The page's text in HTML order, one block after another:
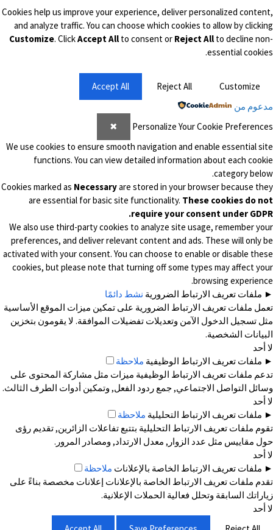
Cookies help us improve your experience, deliver personalized content,
and analyze traffic. You can choose which cookies to allow by clicking
Customize. ClickAccept All to consent or Reject All to decline non-
essential cookies.
Customize
Reject All
Accept All
مدعوم من
Personalize Your Cookie Preferences
✖
We use cookies to ensure smooth navigation and enable essential site
functions. You can view detailed information about each cookie
category below.
Cookies marked as Necessaryare stored in your browser because they
are essential for basic site functionality. These cookies do not
require your consent under GDPR.
We also use third-party cookies to analyze site usage, remember your
preferences, and deliver relevant content and ads. These will only be
activated with your consent. You can choose to enable or disable these
cookies, but please note that turning off some types may affect your
browsing experience.
► ملفات تعريف الارتباط الضرورية نشط دائمًا
تعمل ملفات تعريف الارتباط الضرورية على تمكين ميزات الموقع الأساسية
مثل تسجيل الدخول الآمن وتعديلات تفضيلات الموافقة. لا يقومون بتخزين
البيانات الشخصية.
لا أحد
► ملفات تعريف الارتباط الوظيفية ملاحظة
تدعم ملفات تعريف الارتباط الوظيفية ميزات مثل مشاركة المحتوى على
وسائل التواصل الاجتماعي, جمع ردود الفعل, وتمكين أدوات الطرف الثالث.
لا أحد
► ملفات تعريف الارتباط التحليلية ملاحظة
تقوم ملفات تعريف الارتباط التحليلية بتتبع تفاعلات الزائرين, تقديم رؤى
حول مقاييس مثل عدد الزوار, معدل الارتداد, ومصادر المرور.
لا أحد
► ملفات تعريف الارتباط الخاصة بالإعلانات ملاحظة
تقدم ملفات تعريف الارتباط الخاصة بالإعلانات إعلانات مخصصة بناءً على
زياراتك السابقة وتحلل فعالية الحملات الإعلانية.
لا أحد